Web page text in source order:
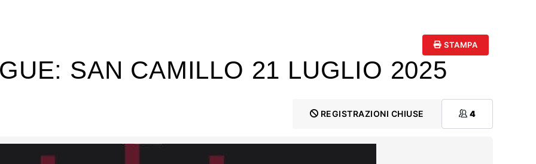
STAMPA
SAN CAMILLO 21 LUGLIO 2025
REGISTRAZIONI CHIUSE 4